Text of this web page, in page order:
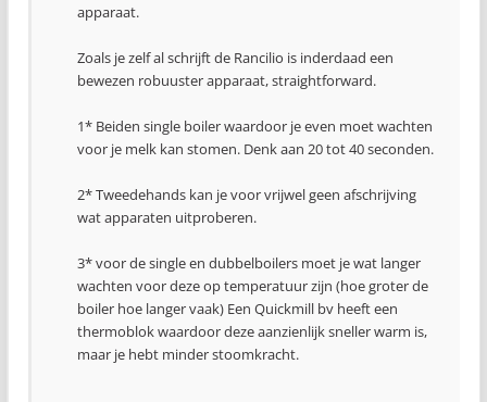
apparaat.
Zoals je zelf al schrijft de Rancilio is inderdaad een
bewezen robuuster apparaat, straightforward.
1* Beiden single boiler waardoor je even moet wachten
voor je melk kan stomen. Denk aan 20 tot 40 seconden.
2* Tweedehands kan je voor vrijwel geen afschrijving
wat apparaten uitproberen.
3* voor de single en dubbelboilers moet je wat langer
wachten voor deze op temperatuur zijn (hoe groter de
boiler hoe langer vaak) Een Quickmill bv heeft een
thermoblok waardoor deze aanzienlijk sneller warm is,
maar je hebt minder stoomkracht.